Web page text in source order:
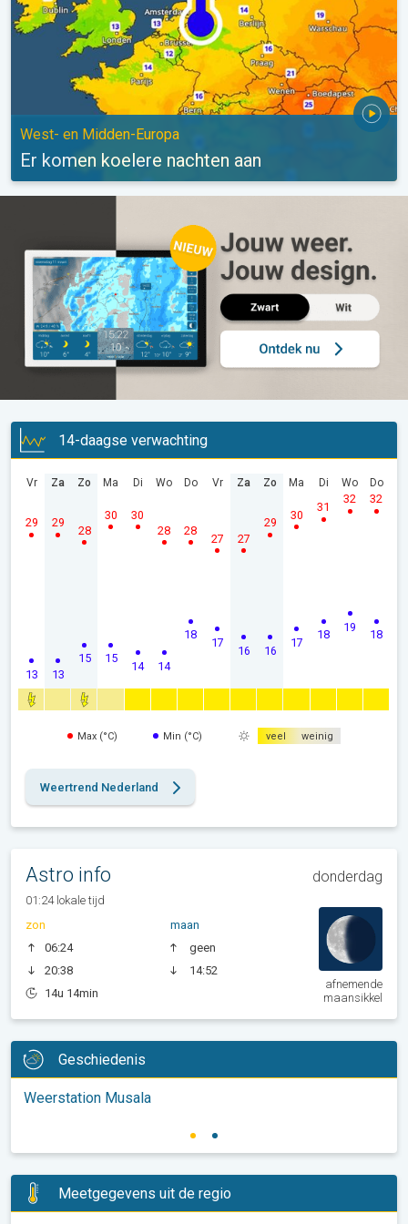
West- en Midden-Europa
Er komen koelere nachten aan
14-daagse verwachting
Vr
13
29
Za
13
29
Zo
15
28
Ma
15
30
Di
14
30
Wo
14
28
Do
18
28
Vr
17
27
Za
16
27
Zo
16
29
Ma
17
30
Di
18
31
Wo
19
32
Do
18
32
Max (°C) Min (°C) veel weinig
Weertrend Nederland
Astro info donderdag
01:24 lokale tijd
zon
06:24
20:38
14u 14min
maan
geen
14:52
afnemende
maansikkel
Geschiedenis
Weerstation Musala
Meetgegevens uit de regio